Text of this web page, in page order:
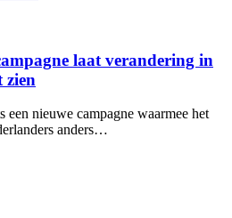
laat verandering in
zien
een nieuwe campagne waarmee het
anders…